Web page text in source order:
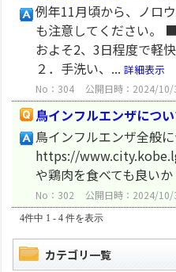
例年11月頃から、ノロ
も注意してください。
およそ2、3日程度で軽
２．手洗い、... 詳細表示
No：304 公開日時：2024/10/
鳥インフルエンザについ
鳥インフルエンザ全般
https://
や鶏肉を食べても良い
No：302 公開日時：2024/10/
4件中 1 - 4 件を表示
カテゴリ一覧